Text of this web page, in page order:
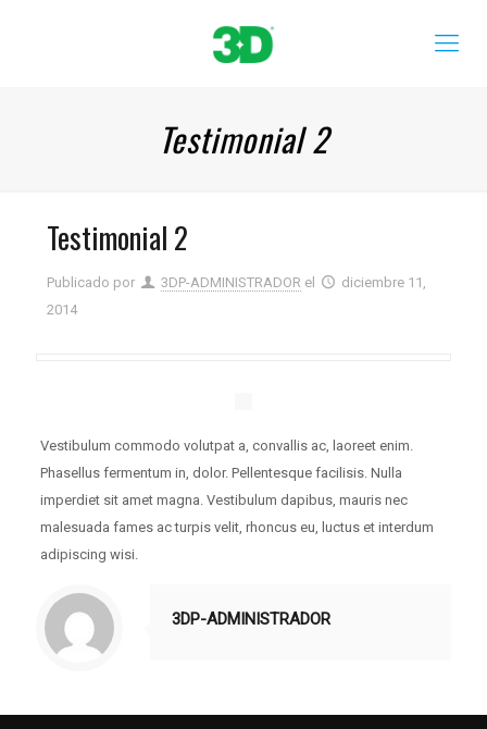
Testimonial 2
Testimonial 2
Publicado por 3DP-ADMINISTRADOR el
diciembre 11,
2014
Vestibulum commodo volutpat a, convallis ac, laoreet enim.
Phasellus fermentum in, dolor. Pellentesque facilisis. Nulla
imperdiet sit amet magna. Vestibulum dapibus, mauris nec
malesuada fames ac turpis velit, rhoncus eu, luctus et interdum
adipiscing wisi.
3DP-ADMINISTRADOR